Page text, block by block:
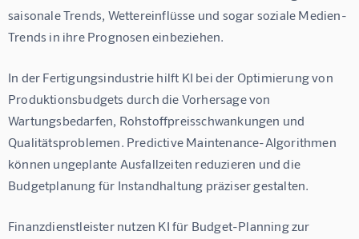
saisonale Trends, Wettereinflüsse und sogar soziale Medien-
Trends in ihre Prognosen einbeziehen.
In der Fertigungsindustrie hilft KI bei der Optimierung von
Produktionsbudgets durch die Vorhersage von
Wartungsbedarfen, Rohstoffpreisschwankungen und
Qualitätsproblemen. Predictive Maintenance-Algorithmen
können ungeplante Ausfallzeiten reduzieren und die
Budgetplanung für Instandhaltung präziser gestalten.
Finanzdienstleister nutzen KI für Budget-Planning zur